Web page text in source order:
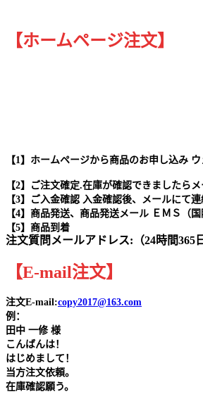
【ホームページ注文】
【1】ホームページから商品のお申し込み
【2】ご注文確定.在庫が確認できましたら
【3】ご入金確認 入金確認後、メールにて連
【4】商品発送、商品発送メール ＥＭＳ（
【5】商品到着
注文質問メールアドレス:（24時間365日
【E-mail注文】
注文E-mail:copy2017@163.com
例：
田中 一修 様
こんばんは！
はじめまして！
当方注文依頼。
在庫確認願う。